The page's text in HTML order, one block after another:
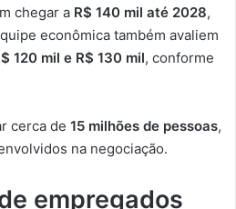
chegar a R$ 140 mil até 2028,
econômica também avaliem
120 mil e R$ 130 mil, conforme
cerca de 15 milhões de pessoas,
na negociação.
empregados